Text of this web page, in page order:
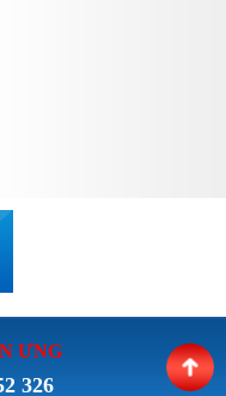
ƯNG
326